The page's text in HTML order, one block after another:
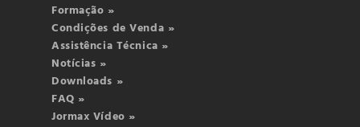
Formação »
Condições de Venda »
Assistência Técnica »
Notícias »
Downloads »
FAQ »
Jormax Vídeo »